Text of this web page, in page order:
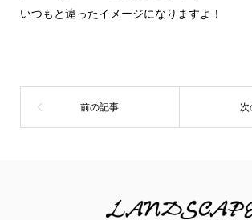
いつもと違ったイメージになりますよ！